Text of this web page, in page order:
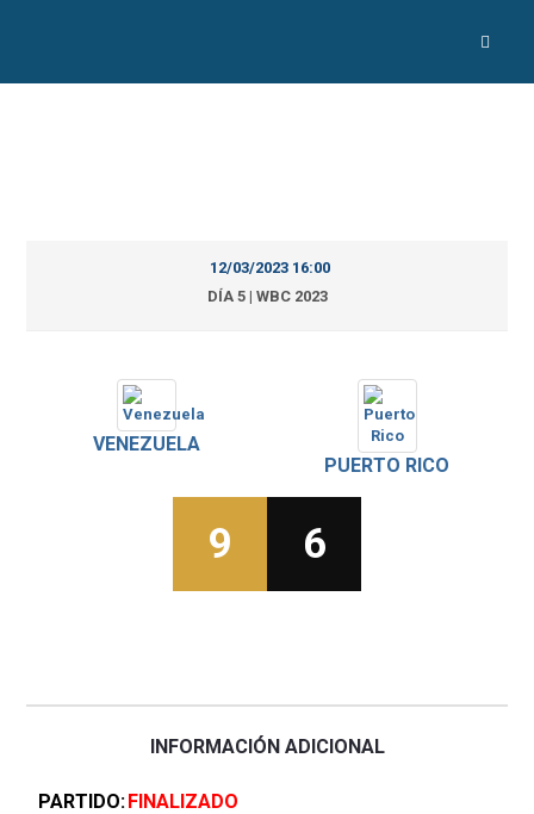
12/03/2023 16:00
DÍA 5 | WBC 2023
VENEZUELA
PUERTO RICO
9 6
INFORMACIÓN ADICIONAL
PARTIDO FINALIZADO